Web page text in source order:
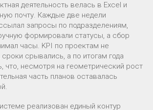
деятельность велась в Excel и
почту. Каждые две недели
запросы по подразделениям,
формировали статусы, а сбор
часы. KPI по проектам не
срывались, а по итогам года
что, несмотря на геометрический рост
часть планов оставалась
реализован единый контур